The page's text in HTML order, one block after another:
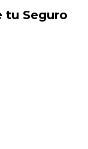
tu Seguro